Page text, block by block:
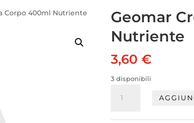
Corpo 400ml Nutriente
Geomar
Nutriente
3,60€
3 disponibili
Crema